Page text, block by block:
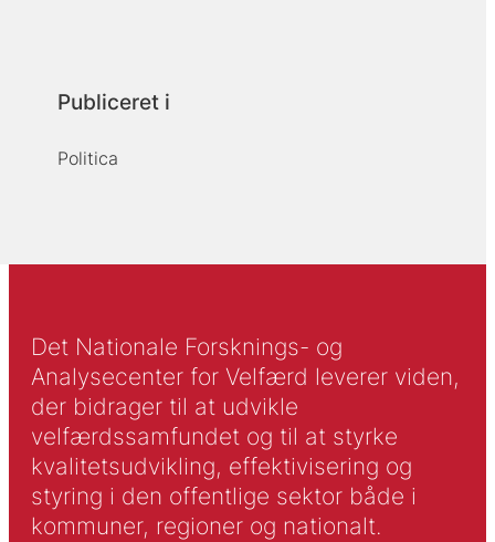
Publiceret i
Politica
Det Nationale Forsknings- og
Analysecenter for Velfærd leverer viden,
der bidrager til at udvikle
velfærdssamfundet og til at styrke
kvalitetsudvikling, effektivisering og
styring i den offentlige sektor både i
kommuner, regioner og nationalt.